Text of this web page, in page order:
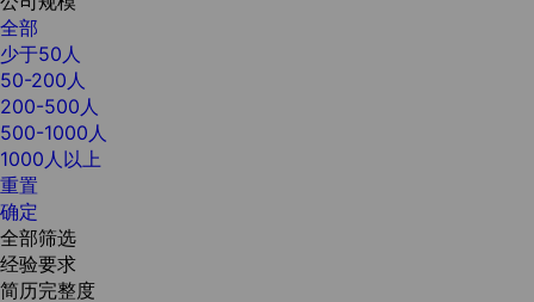
全部
少于50人
50-200人
200-500人
500-1000人
1000人以上
重置
确定
全部筛选
经验要求
简历完整度